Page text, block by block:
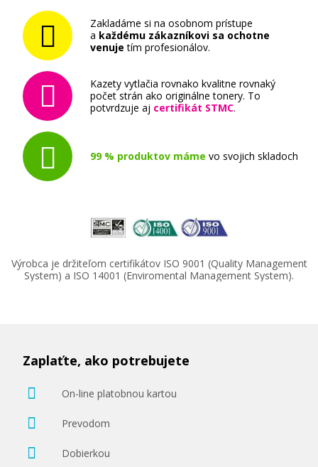
92,90 €
Pridať do košíka
Brother TN-320M (Purpurový)
92,90 €
Brother TN-320Y (Žltý)
Originálny toner
Zakladáme si na osobnom prístupe
a každému zákazníkovi sa ochotne
venuje tím profesionálov.
Kazety vytlačia rovnako kvalitne rovnaký
počet strán ako originálne tonery. To
potvrdzuje aj certifikát STMC.
99 % produktov máme vo svojich skladoch
Výrobca je držiteľom certifikátov ISO 9001 (Quality Management
System) a ISO 14001 (Enviromental Management System).
Zaplaťte, ako potrebujete
On-line platobnou kartou
Prevodom
Dobierkou